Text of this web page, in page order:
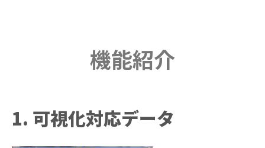
機能紹介
1. 可視化対応データ